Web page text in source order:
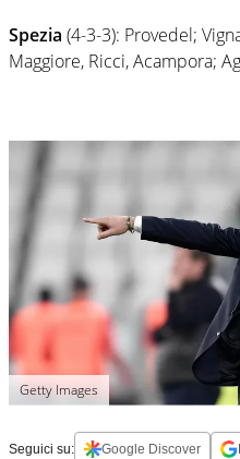
Spezia (4-3-3): Provedel;
Maggiore, Ricci, Acampora;
Getty Images
Seguici su: Google Discover